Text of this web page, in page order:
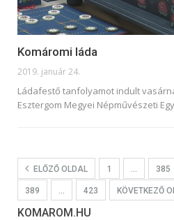
Komáromi láda
2019. január 24.
Ládafestő tanfolyamot indult
Esztergom Megyei Népművészeti
ELŐZŐ OLDAL 1 … 385
389 … 423 KÖVETKEZŐ
KOMAROM.HU